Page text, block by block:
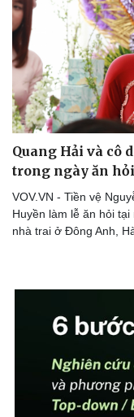
Quang Hải và cô
trong ngày ăn hỏi
VOV.VN - Tiền vệ
Huyền làm lễ ăn hỏi
nhà trai ở Đông Anh,